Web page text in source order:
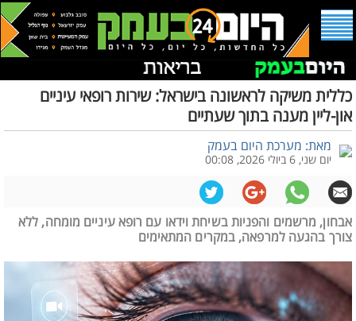
כללית משיקה לראשונה בישראל: שירות רופאי עיניים
און-ליין מענה בתוך שעתיים
מאת: מערכת היום בעמק
יום שני, 6 ביולי 2026, 00:08
אבחון, מרשמים והפניות בשיחת וידאו עם רופא עיניים מומחה, ללא
צורך בהגעה למרפאה, במקרים המתאימים